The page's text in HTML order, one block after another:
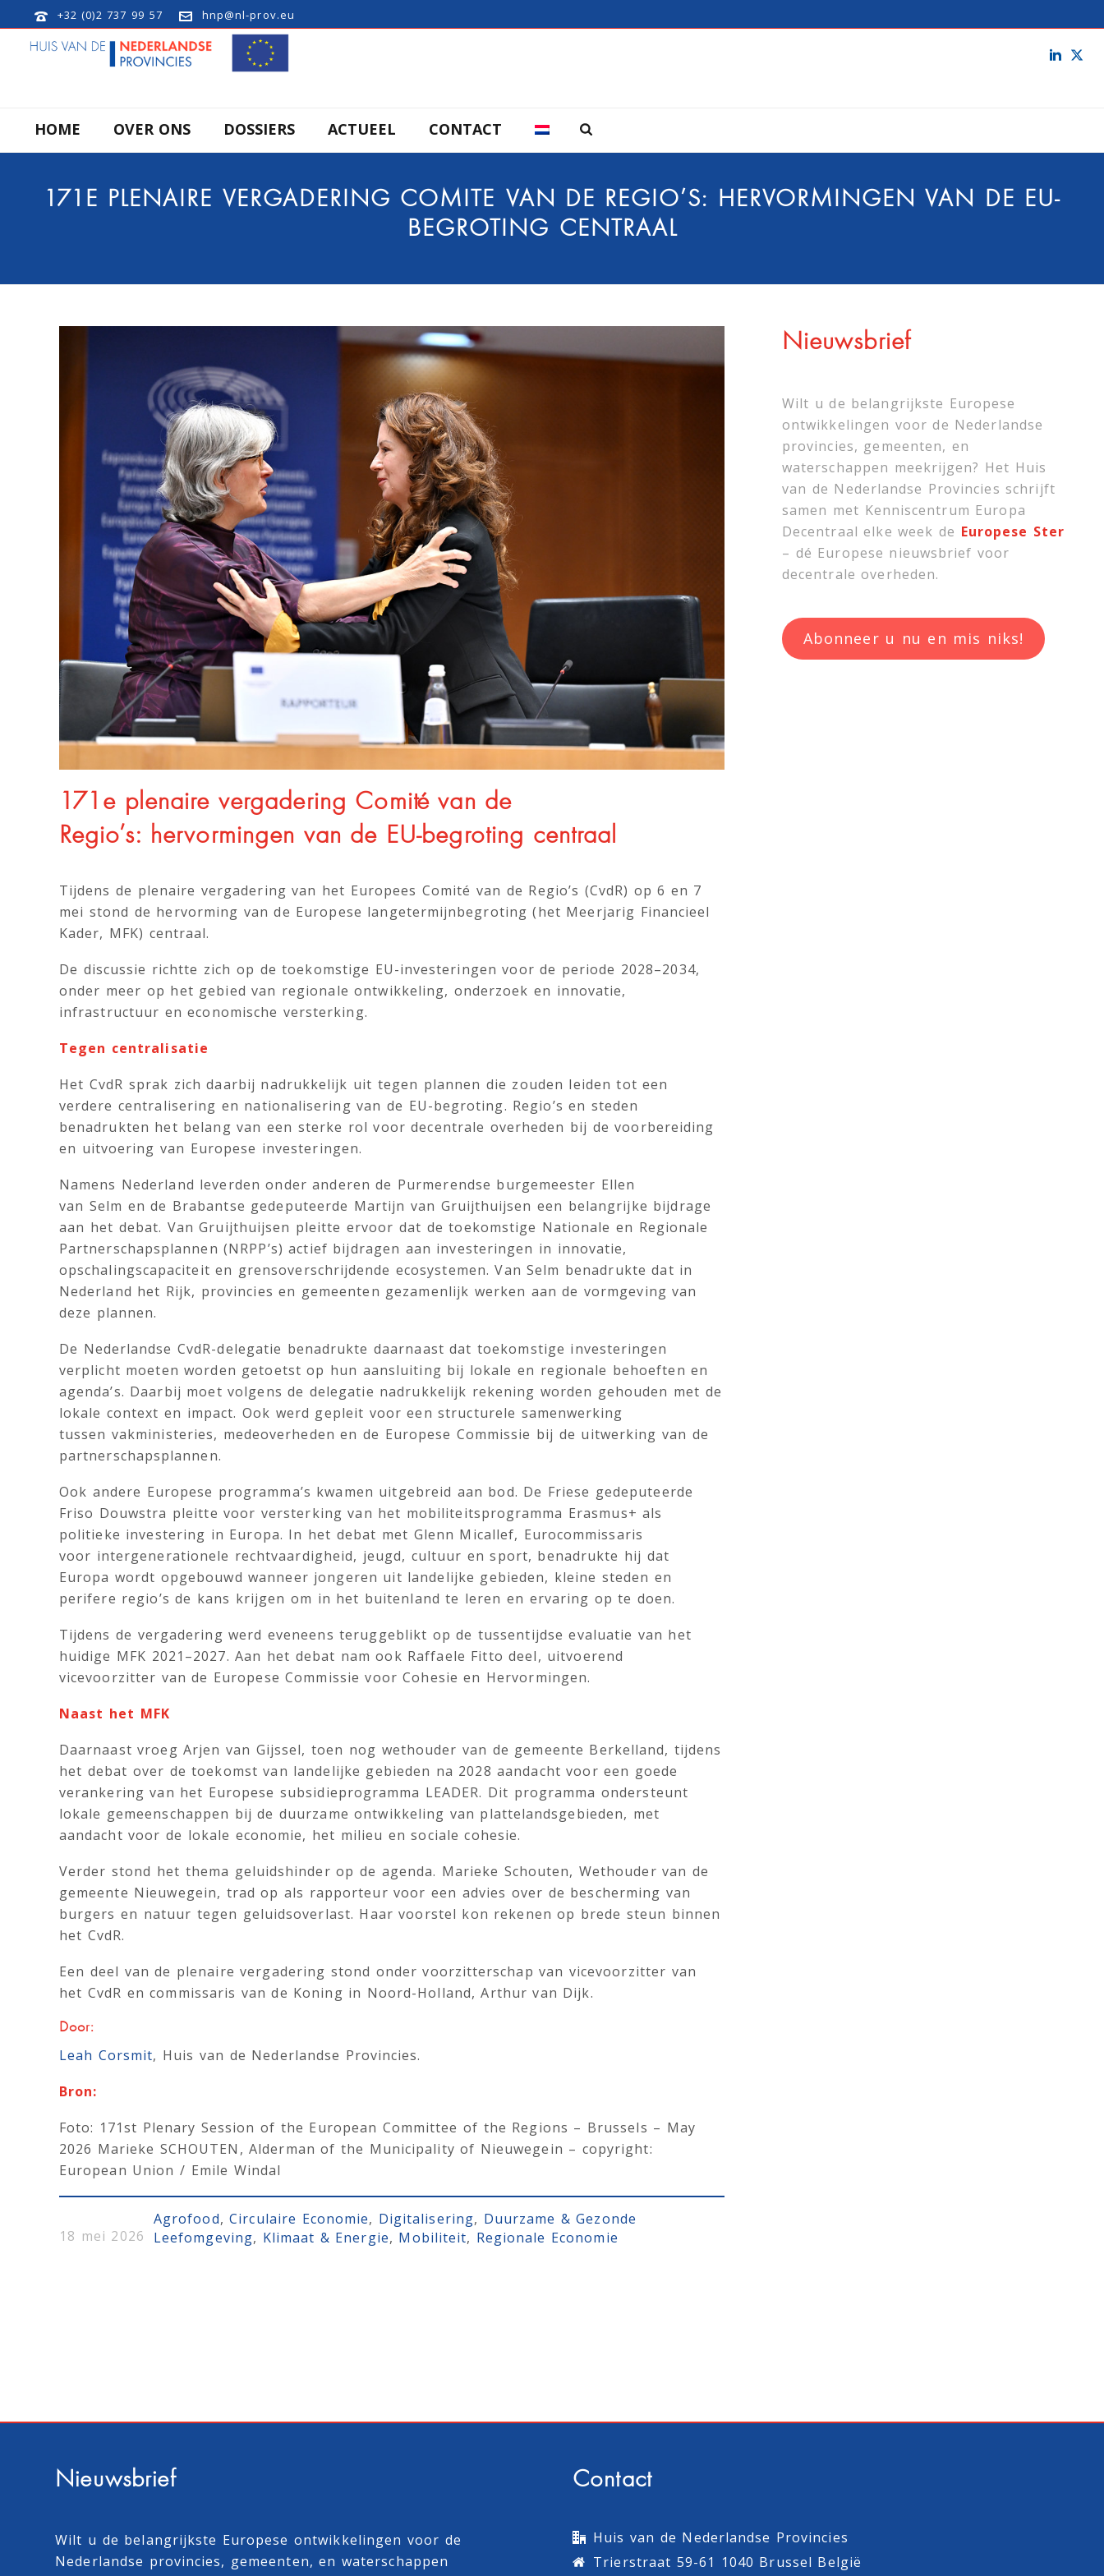
+32 (0)2 737 99 57 hnp@nl-prov.eu
HOME OVER ONS DOSSIERS ACTUEEL CONTACT
171E PLENAIRE VERGADERING COMITÉ VAN DE REGIO’S: HERVORMINGEN VAN DE EU-
BEGROTING CENTRAAL
171e plenaire vergadering Comité van de
Regio’s: hervormingen van de EU-begroting centraal
Tijdens de plenaire vergadering van het Europees Comité van de Regio’s (CvdR) op 6 en 7
mei stond de hervorming van de Europese langetermijnbegroting (het Meerjarig Financieel
Kader, MFK) centraal.
De discussie richtte zich op de toekomstige EU-investeringen voor de periode 2028–2034,
onder meer op het gebied van regionale ontwikkeling, onderzoek en innovatie,
infrastructuur en economische versterking.
Tegen centralisatie
Het CvdR sprak zich daarbij nadrukkelijk uit tegen plannen die zouden leiden tot een
verdere centralisering en nationalisering van de EU-begroting. Regio’s en steden
benadrukten het belang van een sterke rol voor decentrale overheden bij de voorbereiding
en uitvoering van Europese investeringen.
Namens Nederland leverden onder anderen de Purmerendse burgemeester Ellen
van Selm en de Brabantse gedeputeerde Martijn van Gruijthuijsen een belangrijke bijdrage
aan het debat. Van Gruijthuijsen pleitte ervoor dat de toekomstige Nationale en Regionale
Partnerschapsplannen (NRPP’s) actief bijdragen aan investeringen in innovatie,
opschalingscapaciteit en grensoverschrijdende ecosystemen. Van Selm benadrukte dat in
Nederland het Rijk, provincies en gemeenten gezamenlijk werken aan de vormgeving van
deze plannen.
De Nederlandse CvdR-delegatie benadrukte daarnaast dat toekomstige investeringen
verplicht moeten worden getoetst op hun aansluiting bij lokale en regionale behoeften en
agenda’s. Daarbij moet volgens de delegatie nadrukkelijk rekening worden gehouden met de
lokale context en impact. Ook werd gepleit voor een structurele samenwerking
tussen vakministeries, medeoverheden en de Europese Commissie bij de uitwerking van de
partnerschapsplannen.
Ook andere Europese programma’s kwamen uitgebreid aan bod. De Friese gedeputeerde
Friso Douwstra pleitte voor versterking van het mobiliteitsprogramma Erasmus+ als
politieke investering in Europa. In het debat met Glenn Micallef, Eurocommissaris
voor intergenerationele rechtvaardigheid, jeugd, cultuur en sport, benadrukte hij dat
Europa wordt opgebouwd wanneer jongeren uit landelijke gebieden, kleine steden en
perifere regio’s de kans krijgen om in het buitenland te leren en ervaring op te doen.
Tijdens de vergadering werd eveneens teruggeblikt op de tussentijdse evaluatie van het
huidige MFK 2021–2027. Aan het debat nam ook Raffaele Fitto deel, uitvoerend
vicevoorzitter van de Europese Commissie voor Cohesie en Hervormingen.
Naast het MFK
Daarnaast vroeg Arjen van Gijssel, toen nog wethouder van de gemeente Berkelland, tijdens
het debat over de toekomst van landelijke gebieden na 2028 aandacht voor een goede
verankering van het Europese subsidieprogramma LEADER. Dit programma ondersteunt
lokale gemeenschappen bij de duurzame ontwikkeling van plattelandsgebieden, met
aandacht voor de lokale economie, het milieu en sociale cohesie.
Verder stond het thema geluidshinder op de agenda. Marieke Schouten, Wethouder van de
gemeente Nieuwegein, trad op als rapporteur voor een advies over de bescherming van
burgers en natuur tegen geluidsoverlast. Haar voorstel kon rekenen op brede steun binnen
het CvdR.
Een deel van de plenaire vergadering stond onder voorzitterschap van vicevoorzitter van
het CvdR en commissaris van de Koning in Noord-Holland, Arthur van Dijk.
Door:
Leah Corsmit, Huis van de Nederlandse Provincies.
Bron:
Foto: 171st Plenary Session of the European Committee of the Regions – Brussels – May
2026 Marieke SCHOUTEN, Alderman of the Municipality of Nieuwegein – copyright:
European Union / Emile Windal
18 mei 2026
Agrofood, Circulaire Economie, Digitalisering, Duurzame & Gezonde
Leefomgeving, Klimaat & Energie, Mobiliteit, Regionale Economie
Nieuwsbrief
Wilt u de belangrijkste Europese
ontwikkelingen voor de Nederlandse
provincies, gemeenten, en
waterschappen meekrijgen? Het Huis
van de Nederlandse Provincies schrijft
samen met Kenniscentrum Europa
Decentraal elke week de Europese Ster
– dé Europese nieuwsbrief voor
decentrale overheden.
Abonneer u nu en mis niks!
Nieuwsbrief
Wilt u de belangrijkste Europese ontwikkelingen voor de
Nederlandse provincies, gemeenten, en waterschappen
Contact
Huis van de Nederlandse Provincies
Trierstraat 59-61 1040 Brussel België